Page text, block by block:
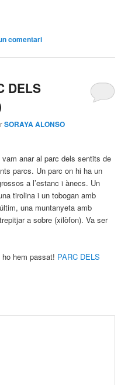
comentari
DELS
SORAYA ALONSO
anar al parc dels sentits de
parcs. Un parc on hi ha un
a l’estanc i ànecs. Un
tirolina i un tobogan amb
una muntanyeta amb
a sobre (xilòfon). Va ser
hem passat! PARC DELS